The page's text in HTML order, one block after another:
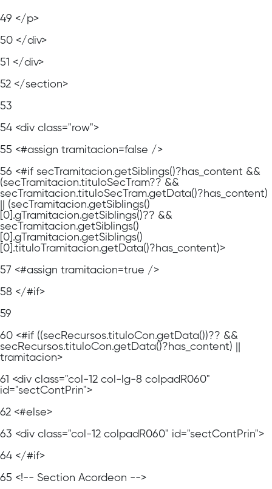
49 </p>
50 </div>
51 </div>
52 </section>
53
54 <div class="row">
55 <#assign tramitacion=false />
56 <#if secTramitacion.getSiblings()?has_content &&
(secTramitacion.tituloSecTram?? &&
secTramitacion.tituloSecTram.getData()?has_content)
|| (secTramitacion.getSiblings()
[0].gTramitacion.getSiblings()?? &&
secTramitacion.getSiblings()
[0].gTramitacion.getSiblings()
[0].tituloTramitacion.getData()?has_content)>
57 <#assign tramitacion=true />
58 </#if>
59
60 <#if ((secRecursos.tituloCon.getData())?? &&
secRecursos.tituloCon.getData()?has_content) ||
tramitacion>
61 <div class="col-12 col-lg-8 colpadR060"
id="sectContPrin">
62 <#else>
63 <div class="col-12 colpadR060" id="sectContPrin">
64 </#if>
65 <!-- Section Acordeon -->